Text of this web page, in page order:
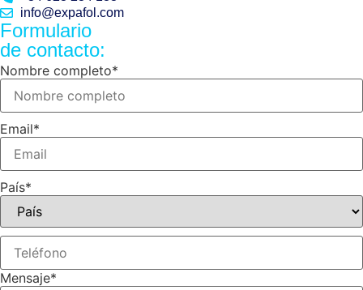
info@expafol.com
Formulario
de contacto:
Nombre completo*
Email*
País*
Mensaje*